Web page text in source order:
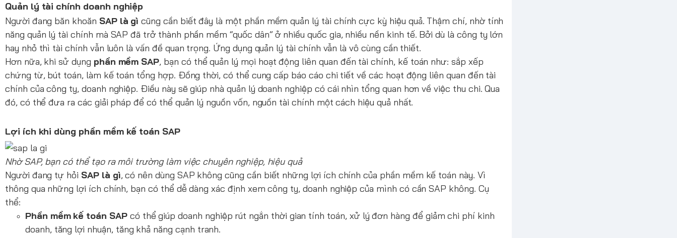
Quản lý tài chính doanh nghiệp
Người đang băn khoăn SAP là gìcũng cần biết đây là một phần mềm quản lý tài chính cực kỳ hiệu quả. Thậm chí, nhờ tính
năng quản lý tài chính mà SAP đã trở thành phần mềm “quốc dân” ở nhiều quốc gia, nhiều nền kinh tế. Bởi dù là công ty lớn
hay nhỏ thì tài chính vẫn luôn là vấn đề quan trọng. Ứng dụng quản lý tài chính vẫn là vô cùng cần thiết.
Hơn nữa, khi sử dụng phần mềm SAP, bạn có thể quản lý mọi hoạt động liên quan đến tài chính, kế toán như: sắp xếp
chứng từ, bút toán, làm kế toán tổng hợp. Đồng thời, có thể cung cấp báo cáo chi tiết về các hoạt động liên quan đến tài
chính của công ty, doanh nghiệp. Điều này sẽ giúp nhà quản lý doanh nghiệp có cái nhìn tổng quan hơn về việc thu chi. Qua
đó, có thể đưa ra các giải pháp để có thể quản lý nguồn vốn, nguồn tài chính một cách hiệu quả nhất.
Lợi ích khi dùng phần mềm kế toán SAP
Nhờ SAP, bạn có thể tạo ra môi trường làm việc chuyên nghiệp, hiệu quả
Người đang tự hỏi SAP là gì, có nên dùng SAP không cũng cần biết những lợi ích chính của phần mềm kế toán này. Vì
thông qua những lợi ích chính, bạn có thể dễ dàng xác định xem công ty, doanh nghiệp của mình có cần SAP không. Cụ
thể:
Phần mềm kế toán SAPcó thể giúp doanh nghiệp rút ngắn thời gian tính toán, xử lý đơn hàng để giảm chi phí kinh
doanh, tăng lợi nhuận, tăng khả năng cạnh tranh.